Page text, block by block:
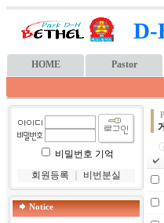
D-
HOME Pastor
비밀번호 기억
회원등록
비번분실
Notice